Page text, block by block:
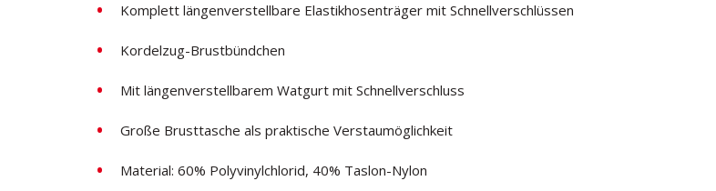
Komplett längenverstellbare Elastikhosenträger mit Schnellverschlüssen
Kordelzug-Brustbündchen
Mit längenverstellbarem Watgurt mit Schnellverschluss
Große Brusttasche als praktische Verstaumöglichkeit
Material: 60% Polyvinylchlorid, 40% Taslon-Nylon